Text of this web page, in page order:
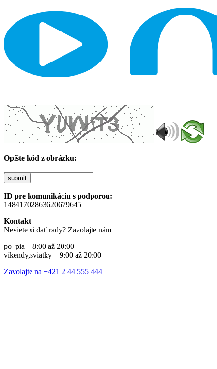
Opíšte kód z obrázku:
submit
ID pre komunikáciu s podporou:
14841702863620679645
Kontakt
Neviete si dať rady? Zavolajte nám
po–pia – 8:00 až 20:00
víkendy,sviatky – 9:00 až 20:00
Zavolajte na +421 2 44 555 444